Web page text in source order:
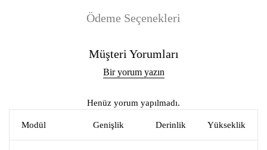
Ödeme Seçenekleri
Müşteri Yorumları
Bir yorum yazın
Henüz yorum yapılmadı.
Modül Genişlik Derinlik Yükseklik